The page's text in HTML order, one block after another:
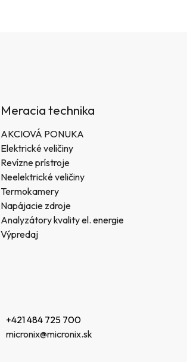
Meracia technika
AKCIOVÁ PONUKA
Elektrické veličiny
Revízne prístroje
Neelektrické veličiny
Termokamery
Napájacie zdroje
Analyzátory kvality el. energie
Výpredaj
+421 484 725 700
micronix@micronix.sk